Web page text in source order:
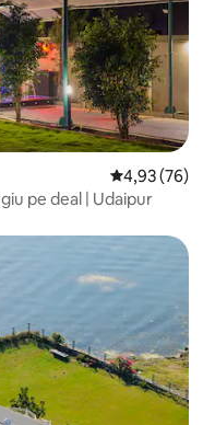
Scor mediu
4,93 (76)
pe deal | Udaipur